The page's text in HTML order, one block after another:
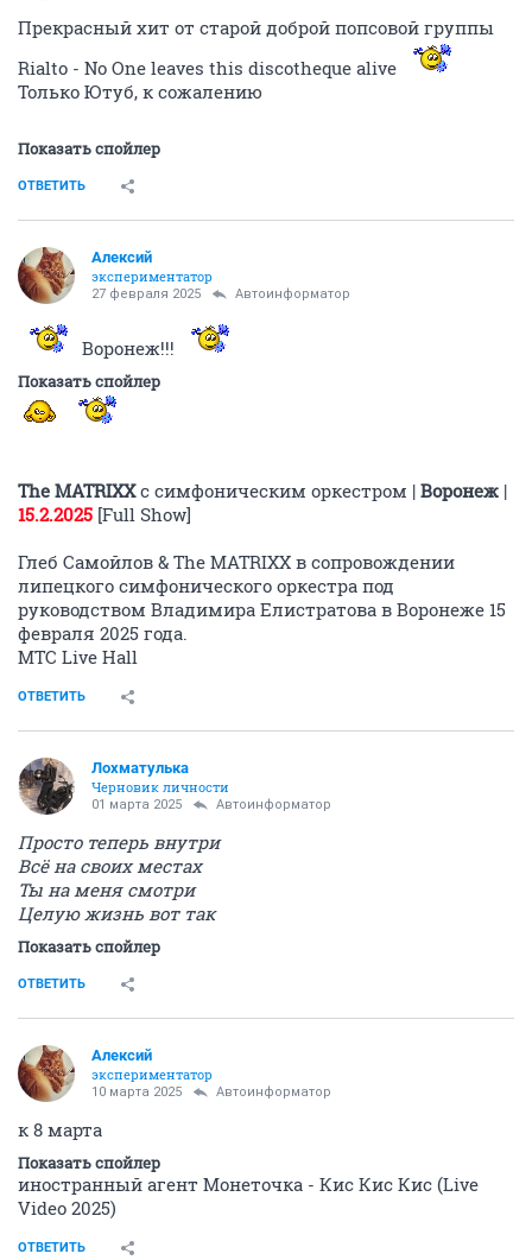
Прекрасный хит от старой доброй попсовой группы
Rialto - No One leaves this discotheque alive
Только Ютуб, к сожалению
Показать спойлер
ОТВЕТИТЬ
Алексий
экспериментатор
27 февраля 2025 Автоинформатор
Воронеж!!!
Показать спойлер
The MATRIXXс симфоническим оркестром | Воронеж |
15.2.2025 [Full Show]
Глеб Самойлов & The MATRIXX в сопровождении
липецкого симфонического оркестра под
руководством Владимира Елистратова в Воронеже 15
февраля 2025 года.
МТС Live Hall
ОТВЕТИТЬ
Лохматулька
Черновик личности
01 марта 2025 Автоинформатор
Просто теперь внутри
Всё на своих местах
Ты на меня смотри
Целую жизнь вот так
Показать спойлер
ОТВЕТИТЬ
Алексий
экспериментатор
10 марта 2025 Автоинформатор
к 8 марта
Показать спойлер
иностранный агент Монеточка - Кис Кис Кис (Live
Video 2025)
ОТВЕТИТЬ